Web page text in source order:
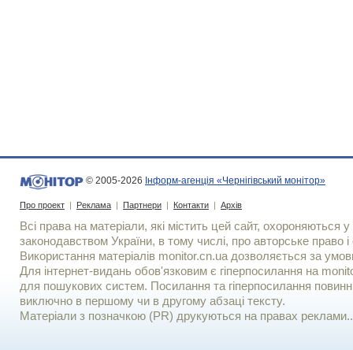
© 2005-2026 Інформ-агенція «Чернігівський монітор»
Про проект | Реклама | Партнери | Контакти | Архів
Всі права на матеріали, які містить цей сайт, охороняються у
законодавством України, в тому числі, про авторське право і
Використання матерiалiв monitor.cn.ua дозволяється за
Для iнтернет-видань обов'язковим є гiперпосилання на
для пошукових систем. Посилання та гіперпосилання
виключно в першому чи в другому абзаці тексту.
Матеріали з позначкою (PR) друкуються на правах реклами..